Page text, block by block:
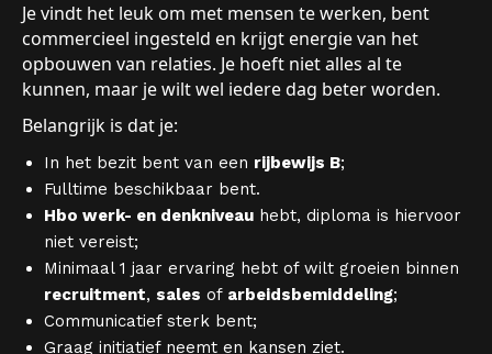
Je vindt het leuk om met mensen te werken, bent
commercieel ingesteld en krijgt energie van het
opbouwen van relaties. Je hoeft niet alles al te
kunnen, maar je wilt wel iedere dag beter worden.
Belangrijk is dat je:
In het bezit bent van een rijbewijs B;
Fulltime beschikbaar bent.
Hbo werk- en denkniveau hebt, diploma is hiervoor
niet vereist;
Minimaal 1 jaar ervaring hebt of wilt groeien binnen
recruitment, sales of arbeidsbemiddeling;
Communicatief sterk bent;
Graag initiatief neemt en kansen ziet.